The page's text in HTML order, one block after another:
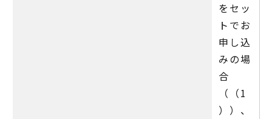
をセッ
トでお
申し込
みの場
合
（（1
））、